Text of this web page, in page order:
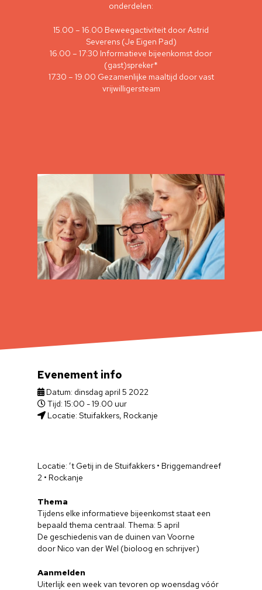
onderdelen:
15.00 – 16.00 Beweegactiviteit door Astrid
Severens (Je Eigen Pad)
16.00 – 17:30 Informatieve bijeenkomst door
(gast)spreker*
17.30 – 19.00 Gezamenlijke maaltijd door vast
vrijwilligersteam
Locatie: ’t Getij in de Stuifakkers • Briggemandreef
2 • Rockanje
Thema
Tijdens elke informatieve bijeenkomst staat een
bepaald thema centraal. Thema: 5 april
De geschiedenis van de duinen van Voorne
door Nico van der Wel (bioloog en schrijver)
Aanmelden
Uiterlijk een week van tevoren op woensdag vóór
Evenement info
Datum: dinsdag april 5 2022
Tijd: 15:00 - 19.00 uur
Locatie: Stuifakkers, Rockanje